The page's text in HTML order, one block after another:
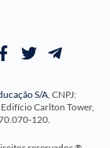
S/A , CNPJ:
Carlton Tower,
120.